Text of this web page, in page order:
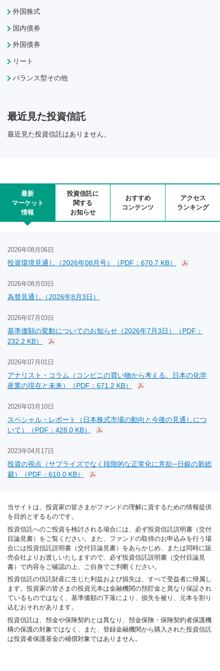
外国株式
国内債券
外国債券
リート
バランス型その他
最近見た投資信託
最近見た投資信託はありません。
最新
マーケット
情報
投資信託に
関する
お知らせ
おすすめ
コンテンツ
アクセス
ランキング
2026年08月06日
投資環境見通し（2026年08月号）（PDF：670.7 KB）
2026年08月03日
為替見通し（2026年8月3日）
2026年07月03日
基準価額の変動についてのお知らせ（2026年7月3日）（PDF：
232.2 KB）
2026年07月01日
アナリスト・コラム（コンビニの買い物から考える、日本の化学
産業の現在と未来）（PDF：671.2 KB）
2026年03月10日
スペシャル・レポート（日本株式市場の動向と今後の見通しにつ
いて）（PDF：428.0 KB）
2023年04月17日
投資の視点（サプライズでなく段階的な正常化に意欲─日銀の新総
裁）（PDF：610.0 KB）
当サイトは、投資家の皆さまがファンドの理解に資するための情報提供
を目的とするものです。
投資信託へのご投資を検討される場合には、必ず投資信託説明書（交付
目論見書）をご覧ください。また、ファンドの取得のお申込みを行う場
合には投資信託説明書（交付目論見書）をあらかじめ、または同時に販
売会社よりお渡しいたしますので、必ず投資信託説明書（交付目論見
書）で内容をご確認の上、ご自身でご判断ください。
投資信託の信託財産に生じた利益および損失は、すべて受益者に帰属し
ます。投資家の皆さまの投資元本は金融機関の預貯金と異なり保証され
ているものではなく、基準価額の下落により、損失を被り、元本を割り
込むおそれがあります。
投資信託は、預金や保険契約とは異なり、預金保険・保険契約者保護機
構の保護の対象ではなく、また、登録金融機関から購入された投資信託
は投資者保護基金の補償対象ではありません。